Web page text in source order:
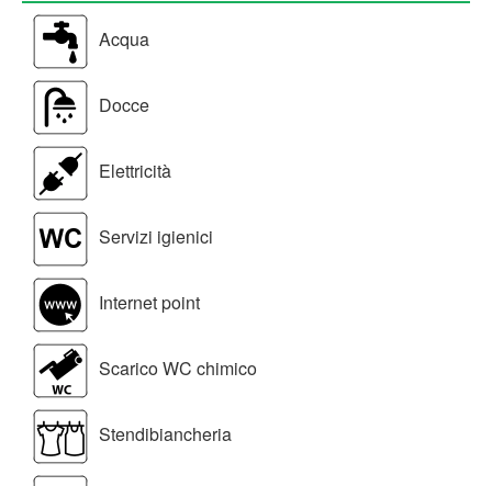
Acqua
Docce
Elettricità
Servizi igienici
Internet point
Scarico WC chimico
Stendibiancheria